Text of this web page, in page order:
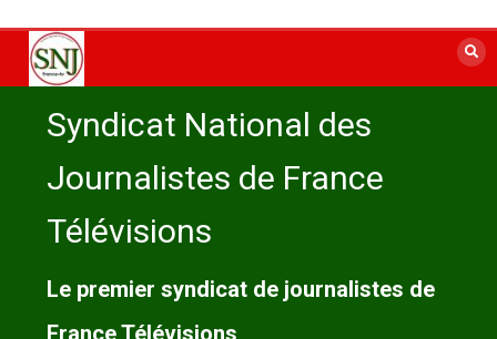
contenu
Syndicat National des
Journalistes de France
Télévisions
Le premier syndicat de journalistes de
France Télévisions